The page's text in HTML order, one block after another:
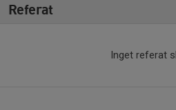
Referat
Inget referat